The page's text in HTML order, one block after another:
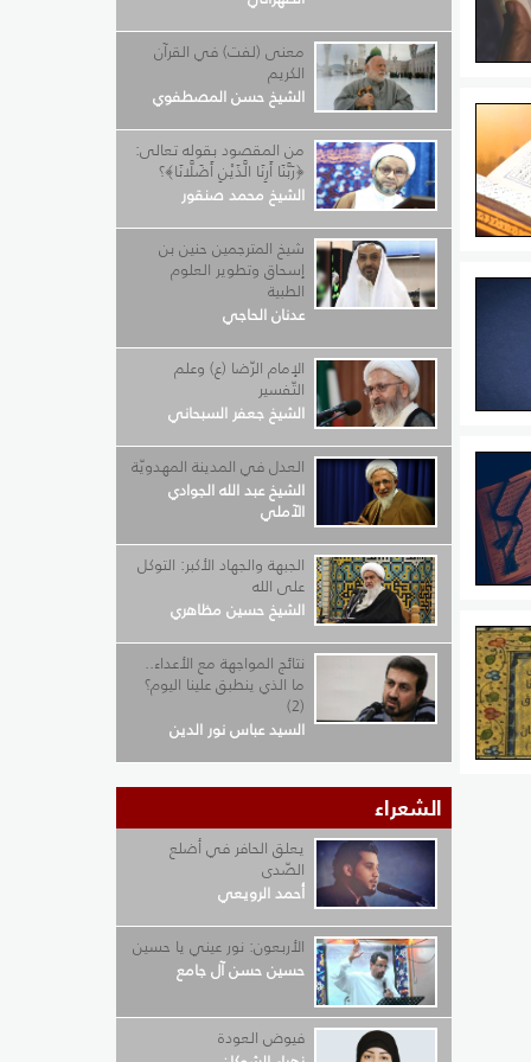
من
مع
(أَوْ
معنى (لفت) في القرآن
الكريم
الشيخ حسن المصطفوي
من المقصود بقوله تعالى:
﴿رَبَّنَا أَرِنَا الَّذَيْنِ أَضَلَّانَا﴾؟
الشيخ محمد صنقور
شيخ المترجمين حنين بن
إسحاق وتطوير العلوم
الطبية
عدنان الحاجي
الإمام الرّضا (ع) وعلم
التّفسير
الشيخ جعفر السبحاني
العدل في المدينة المهدويّة
الشيخ عبد الله الجوادي
الآملي
الجبهة والجهاد الأكبر: التوكل
على الله
الشيخ حسين مظاهري
نتائج المواجهة مع الأعداء..
ما الذي ينطبق علينا اليوم؟
(2)
السيد عباس نور الدين
الشعراء
يعلق الحافر في أضلع
الصّدى
أحمد الرويعي
الأربعون: نور عيني يا حسين
حسين حسن آل جامع
فيوض العودة